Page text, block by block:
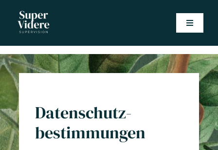
content
Toggle
Home
Über mich
Empfehlungen
Datenschutz­
bestimmungen